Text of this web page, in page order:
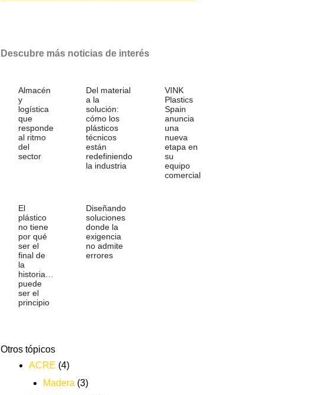
Descubre más noticias de interés
Almacén
y
logística
que
responde
al ritmo
del
sector
Del material
a la
solución:
cómo los
plásticos
técnicos
están
redefiniendo
la industria
VINK
Plastics
Spain
anuncia
una
nueva
etapa en
su
equipo
comercial
El
plástico
no tiene
por qué
ser el
final de
la
historia…
puede
ser el
principio
Diseñando
soluciones
donde la
exigencia
no admite
errores
Otros tópicos
ACRE (4)
Madera (3)